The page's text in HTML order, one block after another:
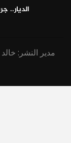
مدير النشر: